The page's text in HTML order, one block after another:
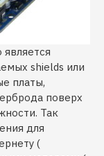
shields или
платы,
поверх
Так
для
(